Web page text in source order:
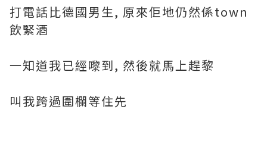
打電話比德國男生, 原來佢地仍然係town
飲緊酒
一知道我已經嚟到, 然後就馬上趕黎
叫我跨過圍欄等住先